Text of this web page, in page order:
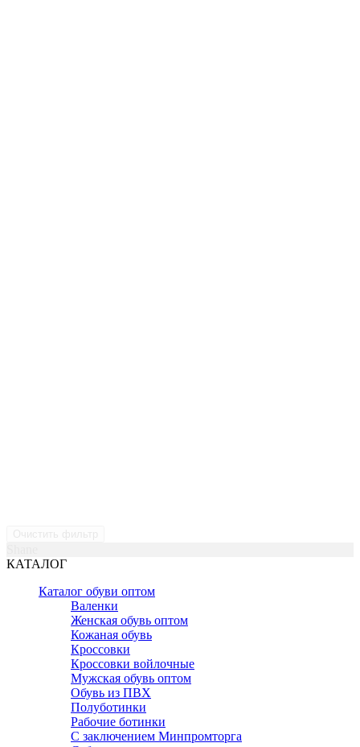
КАТАЛОГ
Каталог обуви оптом
Валенки
Женская обувь оптом
Кожаная обувь
Кроссовки
Кроссовки войлочные
Мужская обувь оптом
Обувь из ПВХ
Полуботинки
Рабочие ботинки
С заключением Минпромторга